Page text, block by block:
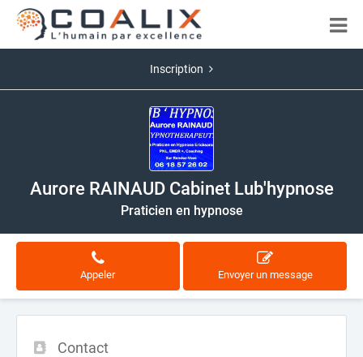
Inscription
Aurore RAINAUD Cabinet Lub'hypnose
Praticien en hypnose
Appeler Envoyer un message
Contact